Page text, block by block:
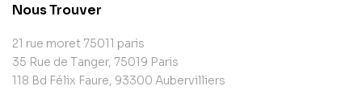
Nous Trouver
21 rue moret 75011 paris
35 Rue de Tanger, 75019 Paris
118 Bd Félix Faure, 93300 Aubervilliers